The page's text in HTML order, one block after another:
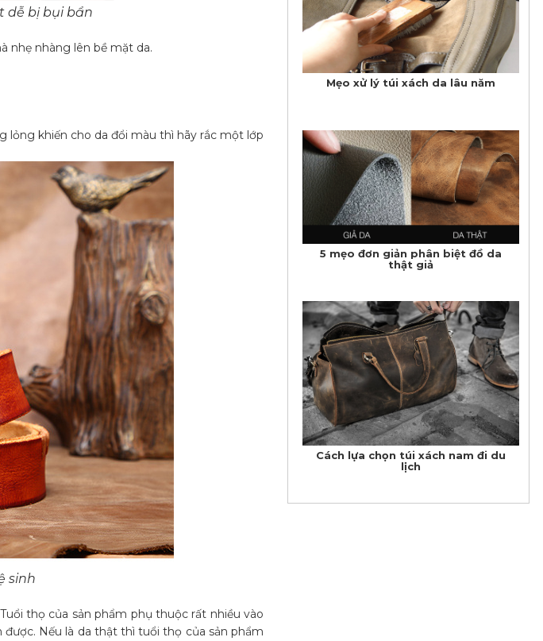
dễ bị bụi bẩn
nhẹ nhàng lên bề mặt da.
lỏng khiến cho da đổi màu thì hãy rắc một lớp
sinh
thọ của sản phẩm phụ thuộc rất nhiều vào
Nếu là da thật thì tuổi thọ của sản phẩm
Mẹo xử lý túi xách da lâu năm
5 mẹo đơn giản phân biệt đồ da
thật giả
Cách lựa chọn túi xách nam đi du
lịch